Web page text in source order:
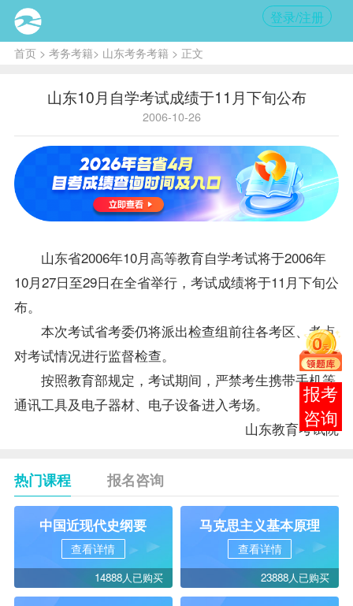
登录/注册
首页> 考务考籍> 山东考务考籍 > 正文
山东10月自学考试成绩于11月下旬公布
2006-10-26
山东省2006年10月高等教育自学考试将于2006年
10月27日至29日在全省举行，考试成绩将于11月下旬公
布。
本次考试省考委仍将派出检查组前往各考区、考点
对考试情况进行监督检查。
按照教育部规定，考试期间，严禁考生携带手机等
通讯工具及电子器材、电子设备进入考场。
山东教育考试院
热门课程 报名咨询
中国近现代史纲要
查看详情
14888人已购买
马克思主义基本原理
查看详情
23888人已购买
在线
客服